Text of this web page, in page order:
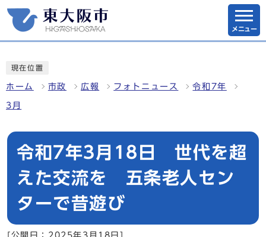
メニュー
現在位置
ホーム 市政 広報 フォトニュース 令和7年
3月
令和7年3月18日 世代を超
えた交流を 五条老人セン
ターで昔遊び
[公開日：2025年3月18日]